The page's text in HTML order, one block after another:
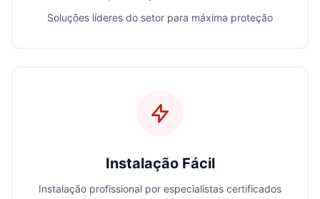
Soluções líderes do setor para máxima proteção
Instalação Fácil
Instalação profissional por especialistas certificados